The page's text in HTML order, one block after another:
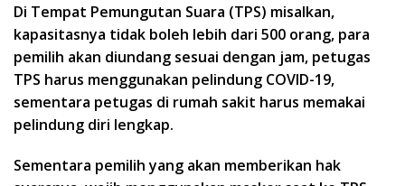
Di Tempat Pemungutan Suara (TPS) misalkan,
kapasitasnya tidak boleh lebih dari 500 orang, para
pemilih akan diundang sesuai dengan jam, petugas
TPS harus menggunakan pelindung COVID-19,
sementara petugas di rumah sakit harus memakai
pelindung diri lengkap.
Sementara pemilih yang akan memberikan hak